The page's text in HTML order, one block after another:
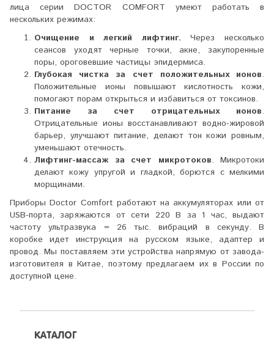
лица серии DOCTOR COMFORT умеют работать в
нескольких режимах:
Очищение и легкий лифтинг. Через несколько
сеансов уходят черные точки, акне, закупоренные
поры, ороговевшие частицы эпидермиса.
Глубокая чистка за счет положительных ионов.
Положительные ионы повышают кислотность кожи,
помогают порам открыться и избавиться от токсинов.
Питание за счет отрицательных ионов.
Отрицательные ионы восстанавливают водно-жировой
барьер, улучшают питание, делают тон кожи ровным,
уменьшают отечность.
Лифтинг-массаж за счет микротоков. Микротоки
делают кожу упругой и гладкой, борются с мелкими
морщинами.
Приборы Doctor Comfort работают на аккумуляторах или от
USB-порта, заряжаются от сети 220 В за 1 час, выдают
частоту ультразвука = 26 тыс. вибраций в секунду. В
коробке идет инструкция на русском языке, адаптер и
провод. Мы поставляем эти устройства напрямую от завода-
изготовителя в Китае, поэтому предлагаем их в России по
доступной цене.
КАТАЛОГ